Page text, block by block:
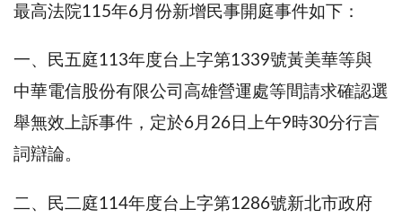
最高法院115年6月份新增民事開庭事件如下：
一、民五庭113年度台上字第1339號黃美華等與
中華電信股份有限公司高雄營運處等間請求確認選
舉無效上訴事件，定於6月26日上午9時30分行言
詞辯論。
二、民二庭114年度台上字第1286號新北市政府